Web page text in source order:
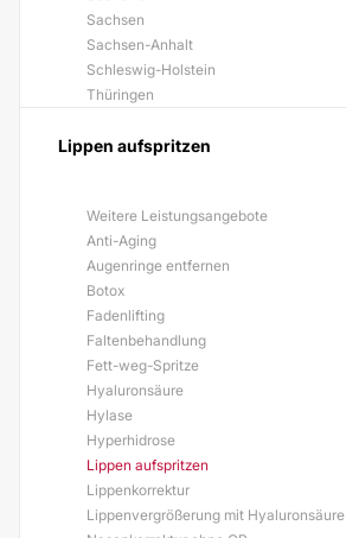
Sachsen
Sachsen-Anhalt
Schleswig-Holstein
Thüringen
Lippen aufspritzen
Weitere Leistungsangebote
Anti-Aging
Augenringe entfernen
Botox
Fadenlifting
Faltenbehandlung
Fett-weg-Spritze
Hyaluronsäure
Hylase
Hyperhidrose
Lippen aufspritzen
Lippenkorrektur
Lippenvergrößerung mit Hyaluronsäure